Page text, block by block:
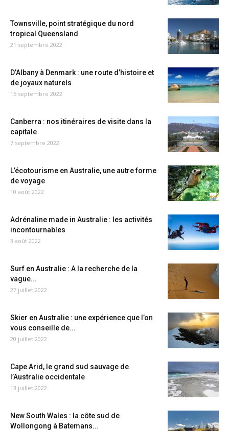
Townsville, point stratégique du nord
tropical Queensland
21 septembre 2022
D’Albany à Denmark : une route d’histoire et
de joyaux naturels
15 septembre 2022
Canberra : nos itinéraires de visite dans la
capitale
7 septembre 2022
L’écotourisme en Australie, une autre forme
de voyage
10 août 2022
Adrénaline made in Australie : les activités
incontournables
3 août 2022
Surf en Australie : A la recherche de la
vague...
27 juillet 2022
Skier en Australie : une expérience que l’on
vous conseille de...
20 juillet 2022
Cape Arid, le grand sud sauvage de
l’Australie occidentale
13 juillet 2022
New South Wales : la côte sud de
Wollongong à Batemans...